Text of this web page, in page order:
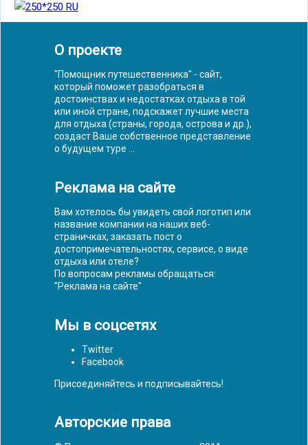
О проекте
"Помощник путешественника" - сайт,
который поможет разобраться в
достоинствах и недостатках отдыха в той
или иной стране, подскажет лучшие места
для отдыха (страны, города, острова и др.),
создаст Ваше собственное представление
о будущем туре ...
Реклама на сайте
Вам хотелось бы увидеть свой логотип или
название компании на наших веб-
страничках, заказать пост о
достопримечательностях, сервисе, о виде
отдыха или отеле?
По вопросам рекламы обращаться:
"Реклама на сайте"
Мы в соцсетях
Twitter
Facebook
Присоединяйтесь и подписывайтесь!
Авторские права